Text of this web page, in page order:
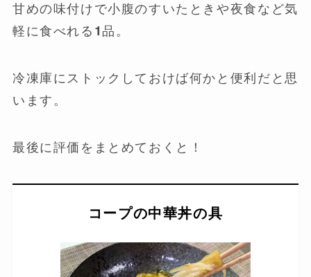
甘めの味付けで小腹のすいたときや夜食など気
軽に食べれる1品。
冷凍庫にストックしておけば何かと便利だと思
います。
最後に評価をまとめておくと！
コープの中華丼の具